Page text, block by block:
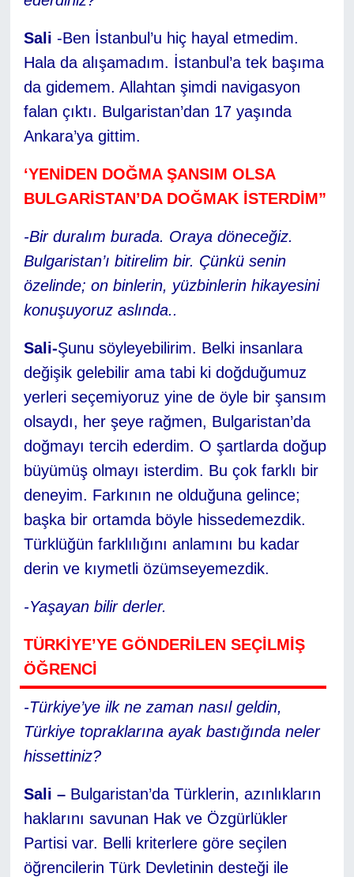
Sali -Ben İstanbul’u hiç hayal etmedim.
Hala da alışamadım. İstanbul’a tek başıma
da gidemem. Allahtan şimdi navigasyon
falan çıktı. Bulgaristan’dan 17 yaşında
Ankara’ya gittim.
‘YENİDEN DOĞMA ŞANSIM OLSA
BULGARİSTAN’DA DOĞMAK İSTERDİM”
-Bir duralım burada. Oraya döneceğiz.
Bulgaristan’ı bitirelim bir. Çünkü senin
özelinde; on binlerin, yüzbinlerin hikayesini
konuşuyoruz aslında..
Sali-Şunu söyleyebilirim. Belki insanlara
değişik gelebilir ama tabi ki doğduğumuz
yerleri seçemiyoruz yine de öyle bir şansım
olsaydı, her şeye rağmen, Bulgaristan’da
doğmayı tercih ederdim. O şartlarda doğup
büyümüş olmayı isterdim. Bu çok farklı bir
deneyim. Farkının ne olduğuna gelince;
başka bir ortamda böyle hissedemezdik.
Türklüğün farklılığını anlamını bu kadar
derin ve kıymetli özümseyemezdik.
-Yaşayan bilir derler.
TÜRKİYE’YE GÖNDERİLEN SEÇİLMİŞ
ÖĞRENCİ
-Türkiye’ye ilk ne zaman nasıl geldin,
Türkiye topraklarına ayak bastığında neler
hissettiniz?
Sali –Bulgaristan’da Türklerin, azınlıkların
haklarını savunan Hak ve Özgürlükler
Partisi var. Belli kriterlere göre seçilen
öğrencilerin Türk Devletinin desteği ile